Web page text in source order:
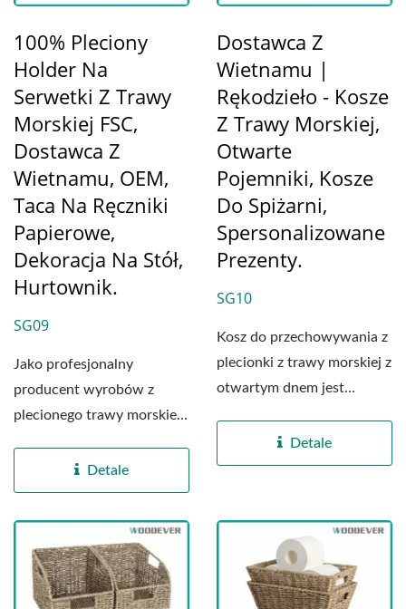
100% Pleciony
Holder Na
Serwetki Z Trawy
Morskiej FSC,
Dostawca Z
Wietnamu, OEM,
Taca Na Ręczniki
Papierowe,
Dekoracja Na Stół,
Hurtownik.
SG09
Jako profesjonalny
producent wyrobów z
plecionego trawy morskiej
pleciony...
Detale
Dostawca Z
Wietnamu |
Rękodzieło - Kosze
Z Trawy Morskiej,
Otwarte
Pojemniki, Kosze
Do Spiżarni,
Spersonalizowane
Prezenty.
SG10
Kosz do przechowywania z
plecionki z trawy morskiej z
otwartym dnem jest
Detale